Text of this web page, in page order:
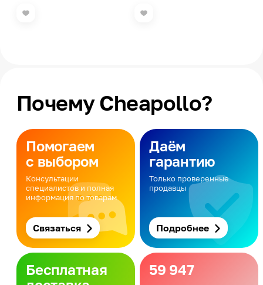
Почему Cheapollo?
Помогаем
с выбором
Консультации
специалистов и полная
информация по товарам
Связаться
Даём
гарантию
Только проверенные
продавцы
Подробнее
Бесплатная
59 947